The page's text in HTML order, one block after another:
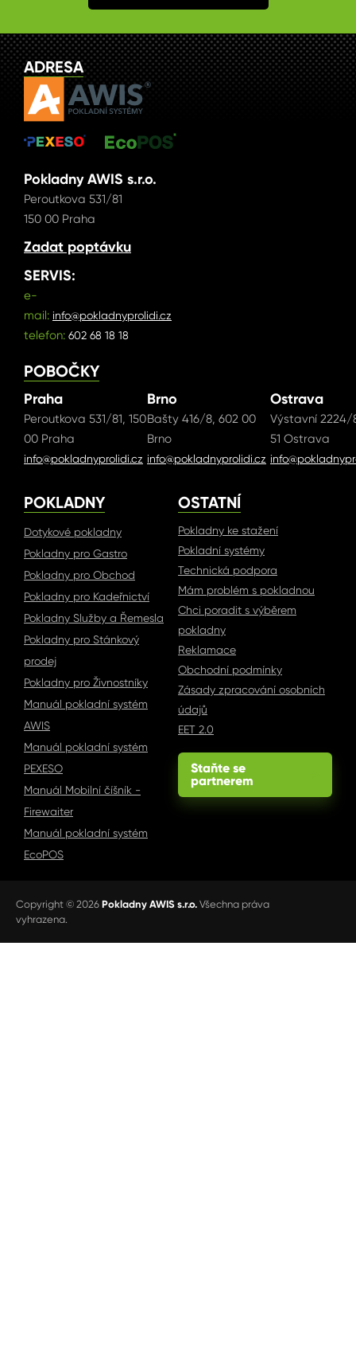
ADRESA
Pokladny AWIS s.r.o.
Peroutkova 531/81
150 00 Praha
Zadat poptávku
SERVIS:
e-
mail: info@pokladnyprolidi.cz
telefon: 602 68 18 18
POBOČKY
Praha
Peroutkova 531/81, 150
00 Praha
info@pokladnyprolidi.cz
Brno
Bašty 416/8, 602 00
Brno
info@pokladnyprolidi.cz
Ostrava
Výstavní 2224/
51 Ostrava
POKLADNY
Dotykové pokladny
Pokladny pro Gastro
Pokladny pro Obchod
Pokladny pro Kadeřnictví
Pokladny Služby a Řemesla
Pokladny pro Stánkový
prodej
Pokladny pro Živnostníky
Manuál pokladní systém
AWIS
Manuál pokladní systém
PEXESO
Manuál Mobilní číšník -
Firewaiter
Manuál pokladní systém
EcoPOS
OSTATNÍ
Pokladny ke stažení
Pokladní systémy
Technická podpora
Mám problém s pokladnou
Chci poradit s výběrem
pokladny
Reklamace
Obchodní podmínky
Zásady zpracování osobních
údajů
EET 2.0
Staňte se
partnerem
Copyright © 2026 Pokladny AWIS s.r.o. Všechna práva
vyhrazena.